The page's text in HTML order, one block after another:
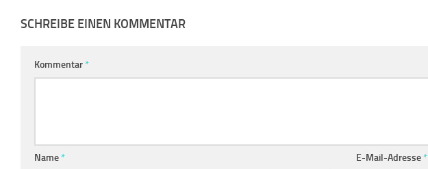
SCHREIBE EINEN KOMMENTAR
Kommentar*
Name* E-Mail-Adresse*